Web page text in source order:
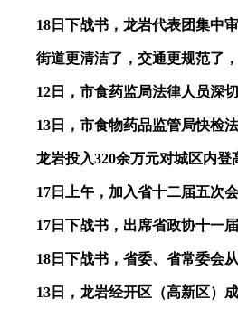
18日下战书，龙岩代表团集中审
街道更清洁了，交通更规范了，
12日，市食药监局法律人员深切
13日，市食物药品监管局快检法
龙岩投入320余万元对城区内登高
17日上午，加入省十二届五次会
17日下战书，出席省政协十一届
18日下战书，省委、省常委会从
13日，龙岩经开区（高新区）成